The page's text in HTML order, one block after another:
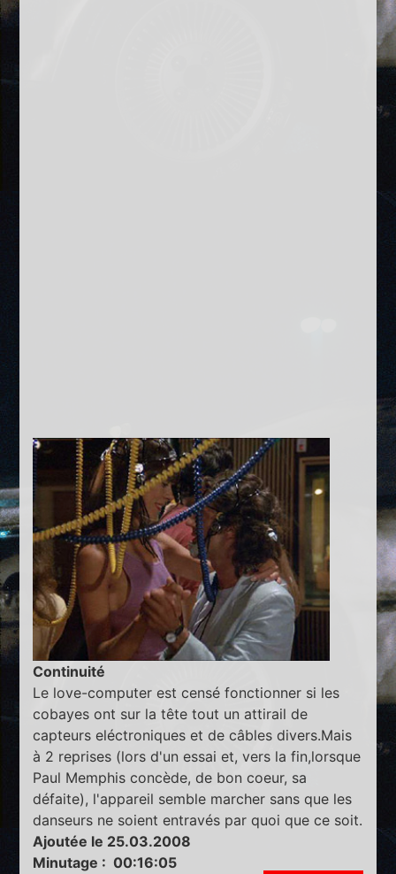
Continuité
Le love-computer est censé fonctionner si les
cobayes ont sur la tête tout un attirail de
capteurs eléctroniques et de câbles divers.Mais
à 2 reprises (lors d'un essai et, vers la fin,lorsque
Paul Memphis concède, de bon coeur, sa
défaite), l'appareil semble marcher sans que les
danseurs ne soient entravés par quoi que ce soit.
Ajoutée le 25.03.2008
Minutage : 00:16:05